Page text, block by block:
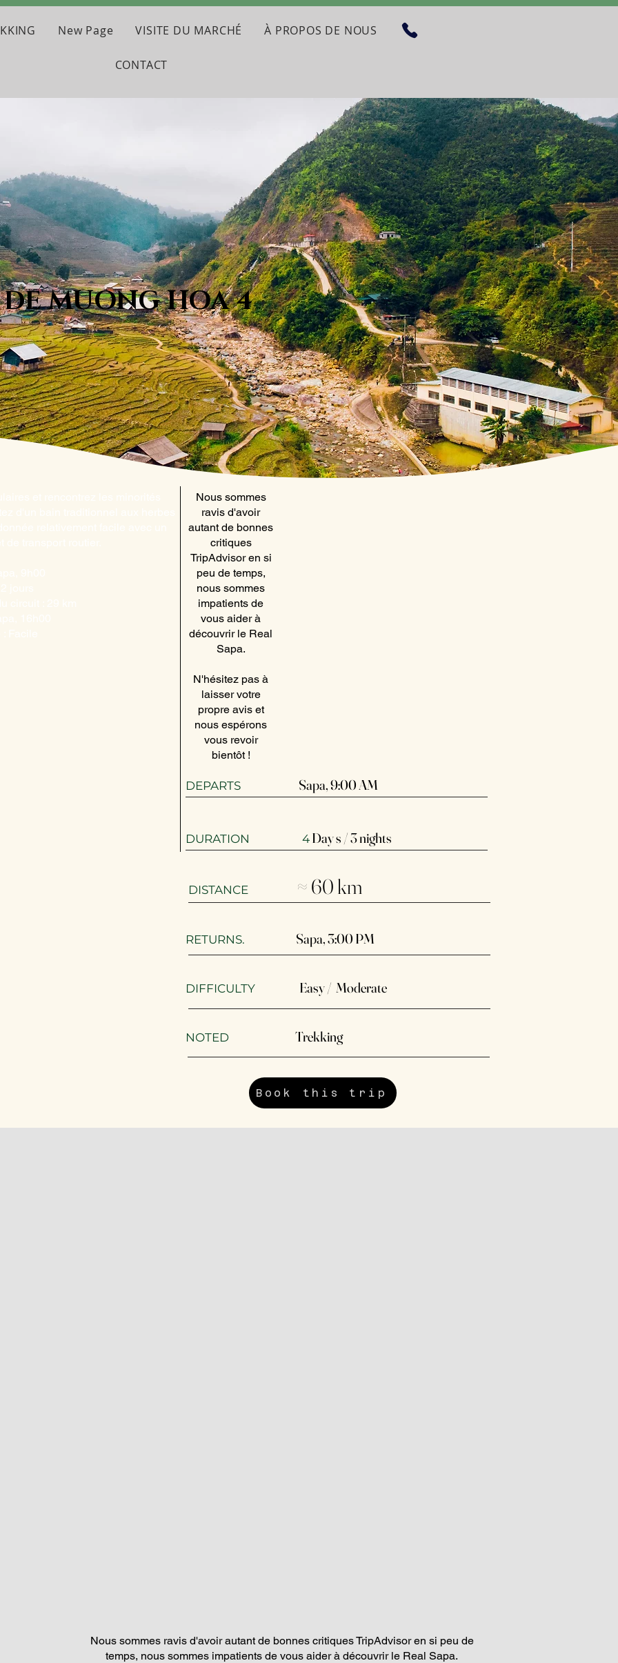
New Page VISITE DU MARCHÉ À PROPOS DE NOUS
CONTACT
MUONG HOA 4
Nous sommes
ravis d'avoir
autant de bonnes
critiques
TripAdvisor en si
peu de temps,
nous sommes
impatients de
vous aider à
découvrir le Real
Sapa.
N'hésitez pas à
laisser votre
propre avis et
nous espérons
vous revoir
bientôt !
​​DEPARTS Sapa, 9:00 AM​
DURATION 4 Day s / 3 nights
DISTANCE ≈ 60 km
RETURNS. Sapa, 3:00 PM
DIFFICULTY Easy / Moderate
​NOTED Trekking
Book this trip
Nous sommes ravis d'avoir autant de bonnes critiques TripAdvisor en si peu de
temps, nous sommes impatients de vous aider à découvrir le Real Sapa.